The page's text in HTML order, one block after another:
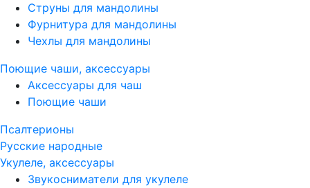
Струны для мандолины
Фурнитура для мандолины
Чехлы для мандолины
Поющие чаши, аксессуары
Аксессуары для чаш
Поющие чаши
Псалтерионы
Русские народные
Укулеле, аксессуары
Звукосниматели для укулеле